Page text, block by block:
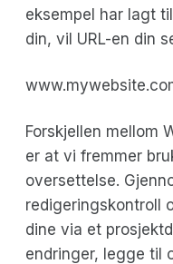
eksempel har lagt
din, vil URL-en din
Forskjellen mellom
er at vi fremmer
oversettelse.
redigeringskontroll
dine via et
endringer, legge til